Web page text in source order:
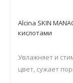
Alcina SKIN
кислотами
Увлажняет и
цвет, сужает